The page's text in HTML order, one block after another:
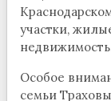
участки,
Особое
семьи